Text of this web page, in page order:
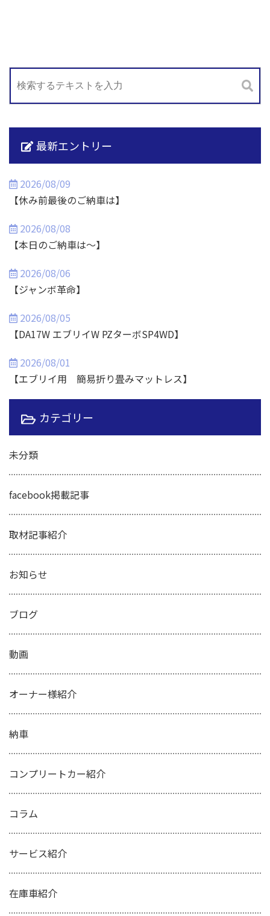
最新エントリー
2026/08/09
【休み前最後のご納車は】
2026/08/08
【本日のご納車は～】
2026/08/06
【ジャンボ革命】
2026/08/05
【DA17W エブリイW PZターボSP4WD】
2026/08/01
【エブリイ用 簡易折り畳みマットレス】
カテゴリー
未分類
facebook掲載記事
取材記事紹介
お知らせ
ブログ
動画
オーナー様紹介
納車
コンプリートカー紹介
コラム
サービス紹介
在庫車紹介